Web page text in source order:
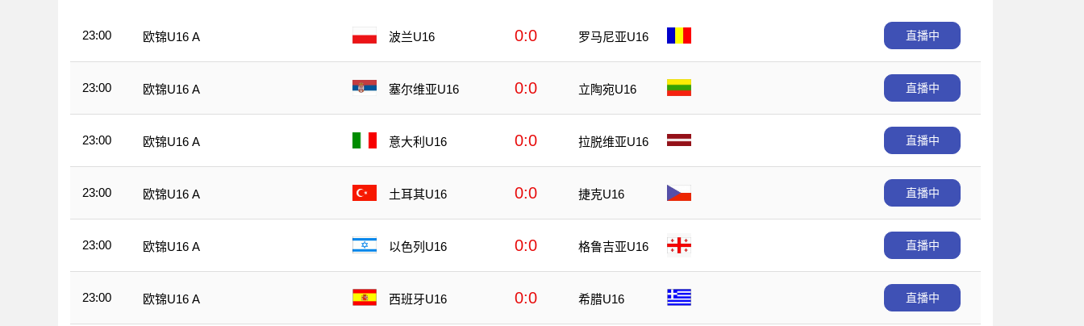
23:00 欧锦U16 A 波兰U16 0:0 罗马尼亚U16 直播中
23:00 欧锦U16 A 塞尔维亚U16 0:0 立陶宛U16 直播中
23:00 欧锦U16 A 意大利U16 0:0 拉脱维亚U16 直播中
23:00 欧锦U16 A 土耳其U16 0:0 捷克U16 直播中
23:00 欧锦U16 A 以色列U16 0:0 格鲁吉亚U16 直播中
23:00 欧锦U16 A 西班牙U16 0:0 希腊U16 直播中